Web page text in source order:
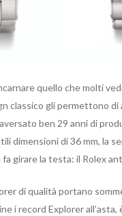
quello che molti
classico gli permettono
ben 29 anni di
dimensioni di 36 mm, la
girare la testa: il Rolex
di qualità portano
i record Explorer